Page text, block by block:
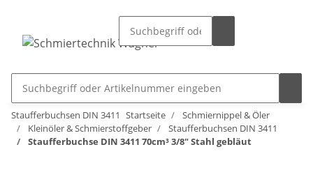
Staufferbuchsen DIN 3411 Startseite
Schmiernippel & Öler
Kleinöler & Schmierstoffgeber
Staufferbuchsen DIN 3411
Staufferbuchse DIN 3411 70cm³ 3/8" Stahl gebläut